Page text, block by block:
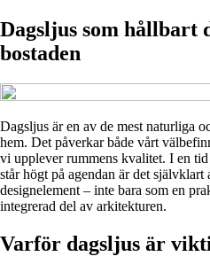
Dagsljus som hållbart
bostaden
Dagsljus är en av de mest naturliga
hem. Det påverkar både vårt
vi upplever rummens kvalitet. I en
står högt på agendan är det självklart
designelement – inte bara som en
integrerad del av arkitekturen.
Varför dagsljus är